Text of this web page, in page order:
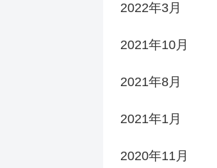
2022年3月
2021年10月
2021年8月
2021年1月
2020年11月